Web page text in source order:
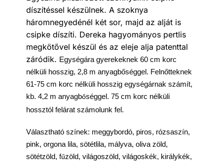
díszítéssel készülnek. A szoknya
háromnegyedénél két sor, majd az alját is
csipke díszíti. Dereka hagyományos pertlis
megkötővel készül és az eleje alja patenttal
záródik. Egységára gyerekeknek 60 cm korc
nélküli hosszig, 2,8 m anyagbőséggel. Felnőtteknek
61-75 cm korc nélküli hosszig egységárnak számít,
kb. 4,2 m anyagbőséggel. 75 cm korc nélküli
hossztól felárat számolunk fel.
Választható színek: meggybordó, piros, rózsaszín,
pink, orgona lila, sötétlila, mályva, oliva zöld,
sötétzöld, fűzöld, világoszöld, világoskék, királykék,